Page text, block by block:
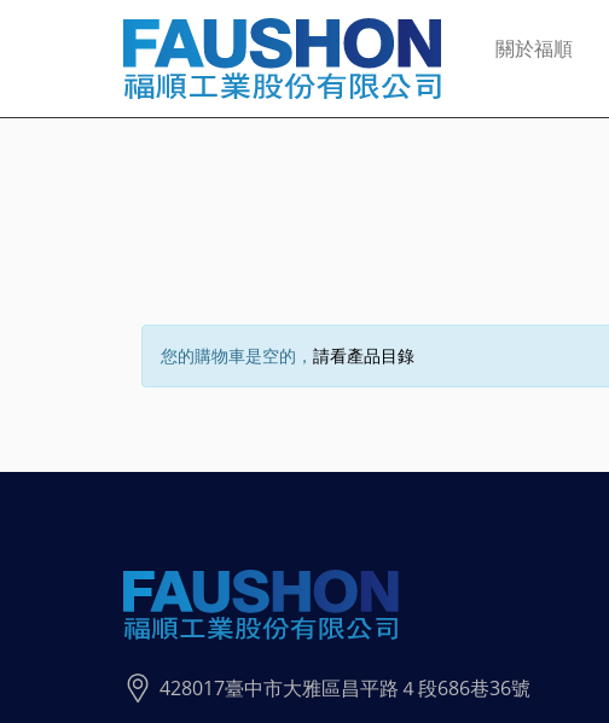
關於福順
您的購物車是空的， 請看產品目錄
428017臺中市大雅區昌平路４段686巷36號